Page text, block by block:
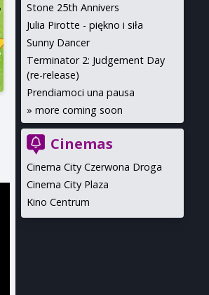
Stone 25th Annivers
Julia Pirotte - piękno i siła
Sunny Dancer
Terminator 2: Judgement Day
(re-release)
Prendiamoci una pausa
» more coming soon
Cinemas
Cinema City Czerwona Droga
Cinema City Plaza
Kino Centrum